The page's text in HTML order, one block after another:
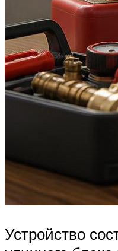
Устройство